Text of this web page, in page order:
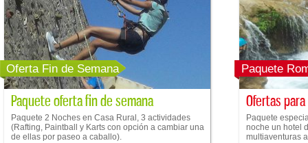
Oferta Fin de Semana
Paquete oferta fin de semana
Paquete 2 Noches en Casa Rural, 3 actividades
(Rafting, Paintball y Karts con opción a cambiar una
de ellas por paseo a caballo).
Paquete
Ofertas
Paquete
noche un hotel
multiaventuras